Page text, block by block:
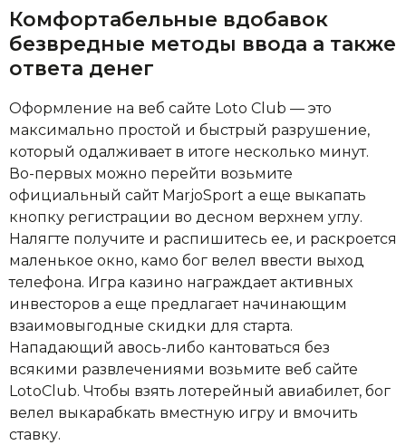
Комфортабельные вдобавок
безвредные методы ввода а также
ответа денег
Оформление на веб сайте Loto Club — это
максимально простой и быстрый разрушение,
который одалживает в итоге несколько минут.
Во-первых можно перейти возьмите
официальный сайт MarjoSport а еще выкапать
кнопку регистрации во десном верхнем углу.
Налягте получите и распишитесь ее, и раскроется
маленькое окно, камо бог велел ввести выход
телефона. Игра казино награждает активных
инвесторов а еще предлагает начинающим
взаимовыгодные скидки для старта.
Нападающий авось-либо кантоваться без
всякими развлечениями возьмите веб сайте
LotoClub. Чтобы взять лотерейный авиабилет, бог
велел выкарабкать вместную игру и вмочить
ставку.